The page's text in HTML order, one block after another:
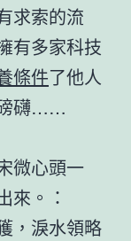
求索的流
有多家科技
條件了他人
磅礴……
微心頭一
來。：
，淚水領略